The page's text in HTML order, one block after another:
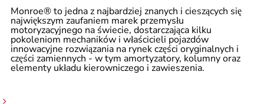
Monroe® to jedna z najbardziej znanych i cieszących się
największym zaufaniem marek przemysłu
motoryzacyjnego na świecie, dostarczająca kilku
pokoleniom mechaników i właścicieli pojazdów
innowacyjne rozwiązania na rynek części oryginalnych i
części zamiennych - w tym amortyzatory, kolumny oraz
elementy układu kierowniczego i zawieszenia.